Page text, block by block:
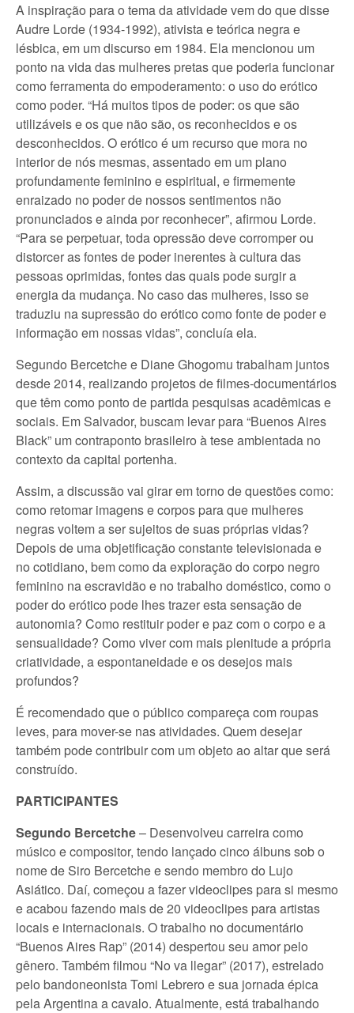
A inspiração para o tema da atividade vem do que disse
Audre Lorde (1934-1992), ativista e teórica negra e
lésbica, em um discurso em 1984. Ela mencionou um
ponto na vida das mulheres pretas que poderia funcionar
como ferramenta do empoderamento: o uso do erótico
como poder. “Há muitos tipos de poder: os que são
utilizáveis e os que não são, os reconhecidos e os
desconhecidos. O erótico é um recurso que mora no
interior de nós mesmas, assentado em um plano
profundamente feminino e espiritual, e firmemente
enraizado no poder de nossos sentimentos não
pronunciados e ainda por reconhecer”, afirmou Lorde.
“Para se perpetuar, toda opressão deve corromper ou
distorcer as fontes de poder inerentes à cultura das
pessoas oprimidas, fontes das quais pode surgir a
energia da mudança. No caso das mulheres, isso se
traduziu na supressão do erótico como fonte de poder e
informação em nossas vidas”, concluía ela.
Segundo Bercetche e Diane Ghogomu trabalham juntos
desde 2014, realizando projetos de filmes-documentários
que têm como ponto de partida pesquisas acadêmicas e
sociais. Em Salvador, buscam levar para “Buenos Aires
Black” um contraponto brasileiro à tese ambientada no
contexto da capital portenha.
Assim, a discussão vai girar em torno de questões como:
como retomar imagens e corpos para que mulheres
negras voltem a ser sujeitos de suas próprias vidas?
Depois de uma objetificação constante televisionada e
no cotidiano, bem como da exploração do corpo negro
feminino na escravidão e no trabalho doméstico, como o
poder do erótico pode lhes trazer esta sensação de
autonomia? Como restituir poder e paz com o corpo e a
sensualidade? Como viver com mais plenitude a própria
criatividade, a espontaneidade e os desejos mais
profundos?
É recomendado que o público compareça com roupas
leves, para mover-se nas atividades. Quem desejar
também pode contribuir com um objeto ao altar que será
construído.
PARTICIPANTES
Segundo Bercetche– Desenvolveu carreira como
músico e compositor, tendo lançado cinco álbuns sob o
nome de Siro Bercetche e sendo membro do Lujo
Asiático. Daí, começou a fazer videoclipes para si mesmo
e acabou fazendo mais de 20 videoclipes para artistas
locais e internacionais. O trabalho no documentário
“Buenos Aires Rap” (2014) despertou seu amor pelo
gênero. Também filmou “No va llegar” (2017), estrelado
pelo bandoneonista Tomi Lebrero e sua jornada épica
pela Argentina a cavalo. Atualmente, está trabalhando